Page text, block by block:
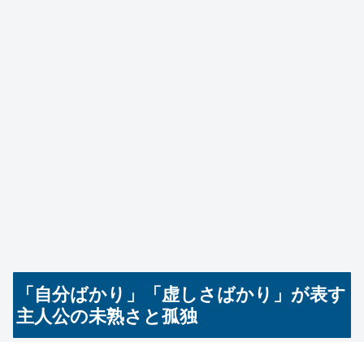
「自分ばかり」「虚しさばかり」が表す
主人公の未熟さと孤独